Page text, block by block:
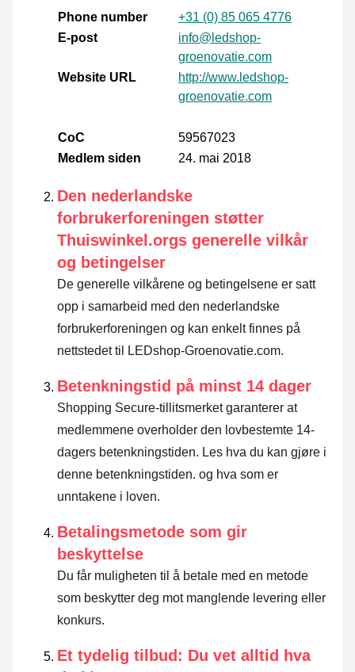
Phone number
+31 (0) 85 065 4776
E-post
info@ledshop-
groenovatie.com
Website URL
http://www.ledshop-
groenovatie.com
CoC
59567023
Medlem siden
24. mai 2018
Den nederlandske
forbrukerforeningen støtter
Thuiswinkel.orgs generelle vilkår
og betingelser
De generelle vilkårene og betingelsene er satt
opp i samarbeid med den nederlandske
forbrukerforeningen og kan enkelt finnes på
nettstedet til LEDshop-Groenovatie.com.
Betenkningstid på minst 14 dager
Shopping Secure-tillitsmerket garanterer at
medlemmene overholder den lovbestemte 14-
dagers betenkningstiden. Les hva du kan gjøre i
denne betenkningstiden. og hva som er
unntakene i loven.
Betalingsmetode som gir
beskyttelse
Du får muligheten til å betale med en metode
som beskytter deg mot manglende levering eller
konkurs.
Et tydelig tilbud: Du vet alltid hva